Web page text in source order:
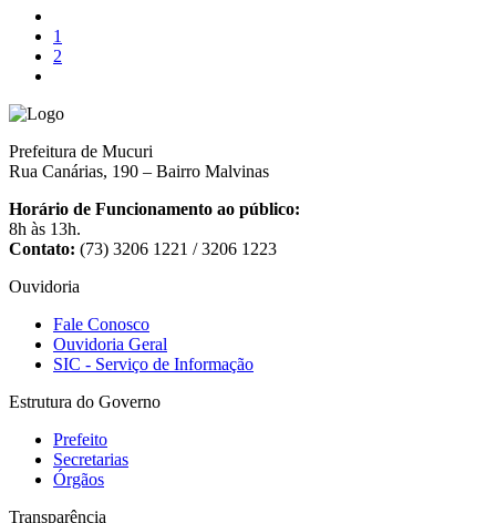
1
2
Prefeitura de Mucuri
Rua Canárias, 190 – Bairro Malvinas
Horário de Funcionamento ao público:
8h às 13h.
Contato: (73) 3206 1221 / 3206 1223
Ouvidoria
Fale Conosco
Ouvidoria Geral
SIC - Serviço de Informação
Estrutura do Governo
Prefeito
Secretarias
Órgãos
Transparência